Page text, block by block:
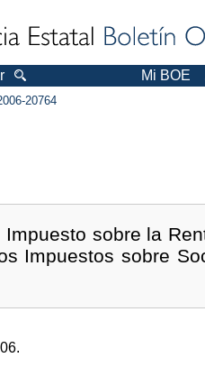
Mi BOE
20764
sobre la
Impuestos sobre